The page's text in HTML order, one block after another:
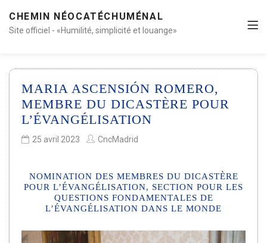
CHEMIN NÉOCATÉCHUMÉNAL
Site officiel - «Humilité, simplicité et louange»
MARIA ASCENSIÓN ROMERO,
MEMBRE DU DICASTÈRE POUR
L’ÉVANGÉLISATION
25 avril 2023 CncMadrid
NOMINATION DES MEMBRES DU DICASTÈRE
POUR L’ÉVANGÉLISATION, SECTION POUR LES
QUESTIONS FONDAMENTALES DE
L’ÉVANGÉLISATION DANS LE MONDE